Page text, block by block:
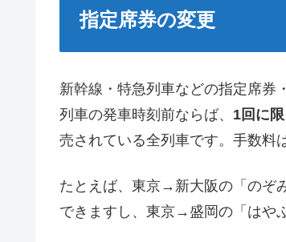
指定席券の変更
新幹線・特急列車などの指定席券
列車の発車時刻前ならば、 1回に限
売されている全列車です。手数料
たとえば、東京→新大阪の「のぞ
できますし、東京→盛岡の「はや